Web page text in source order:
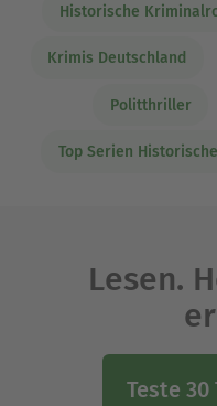
Historische
Krimis Deutschland
Politthriller
Top Serien
Lesen.
Teste